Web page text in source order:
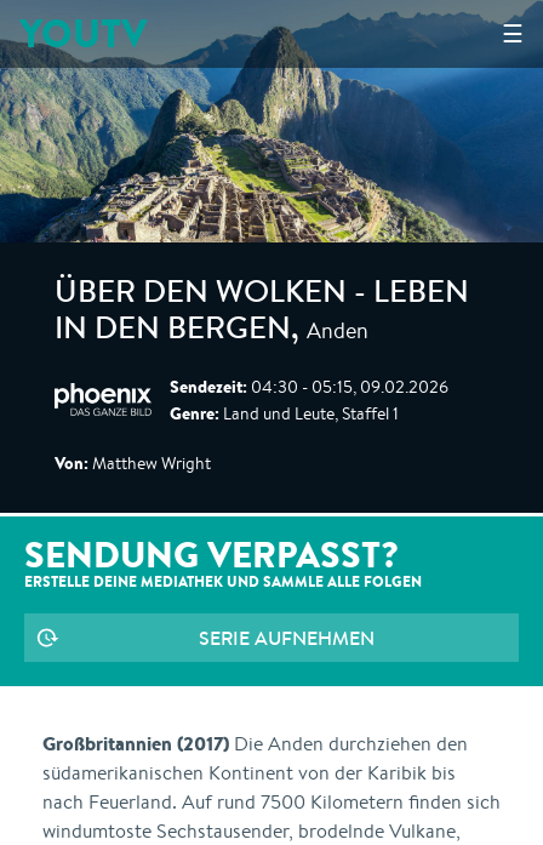
☰
YOUTV
ÜBER DEN WOLKEN - LEBEN
IN DEN BERGEN, Anden
Sendezeit: 04:30 - 05:15, 09.02.2026
Genre: Land und Leute, Staffel 1
Von: Matthew Wright
SENDUNG VERPASST?
ERSTELLE DEINE MEDIATHEK UND SAMMLE ALLE FOLGEN
SERIE AUFNEHMEN
Großbritannien (2017) Die Anden durchziehen den
südamerikanischen Kontinent von der Karibik bis
nach Feuerland. Auf rund 7500 Kilometern finden sich
windumtoste Sechstausender, brodelnde Vulkane,